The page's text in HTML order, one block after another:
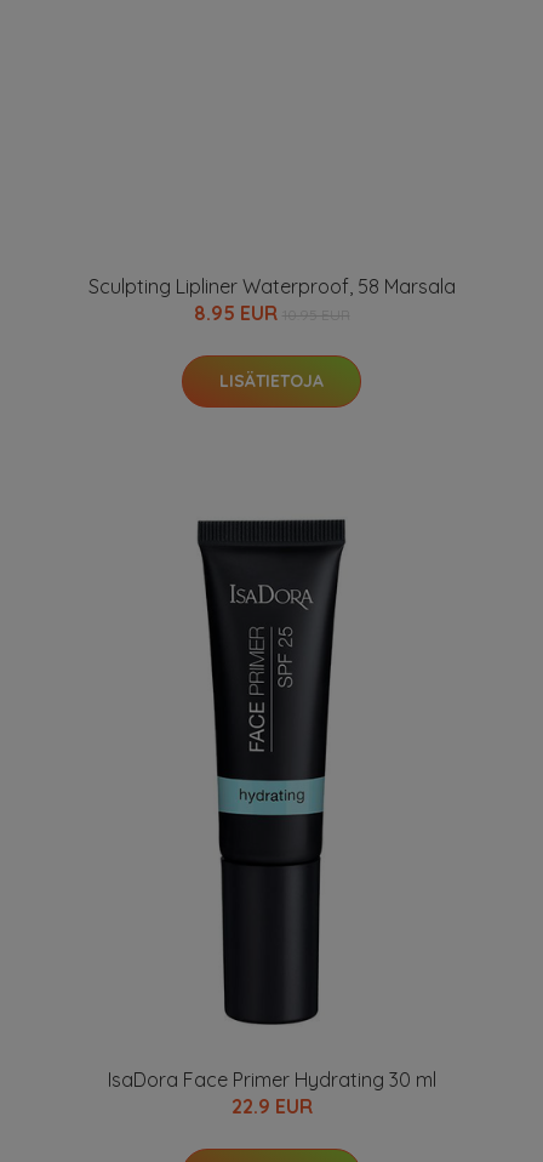
Sculpting Lipliner Waterproof, 58 Marsala
8.95 EUR
LISÄTIETOJA
IsaDora Face Primer Hydrating 30 ml
22.9 EUR